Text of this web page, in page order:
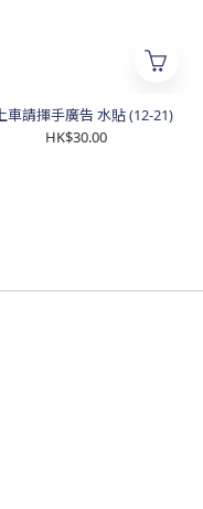
要上車請揮手廣告 水貼 (12-21)
HK$30.00